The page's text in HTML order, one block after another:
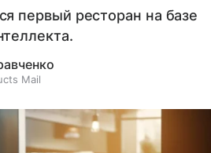
первый ресторан на базе
Mail